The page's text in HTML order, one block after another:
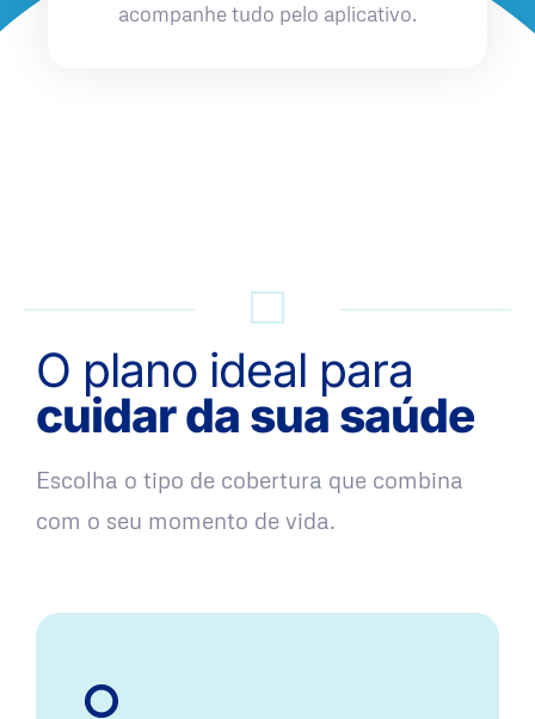
acompanhe tudo pelo aplicativo.
O plano ideal para
cuidar da sua saúde
Escolha o tipo de cobertura que combina
com o seu momento de vida.